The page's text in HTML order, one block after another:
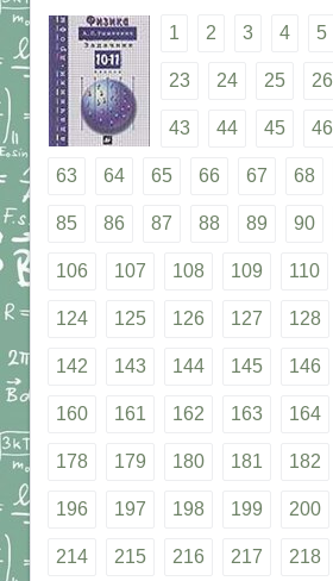
1 2 3 4 5
23 24 25 26
43 44 45 46
63 64 65 66 67 68
85 86 87 88 89 90
106 107 108 109 110
124 125 126 127 128
142 143 144 145 146
160 161 162 163 164
178 179 180 181 182
196 197 198 199 200
214 215 216 217 218